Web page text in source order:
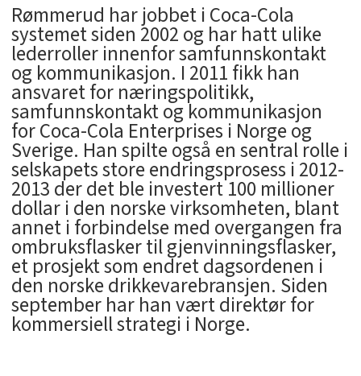
Rømmerud har jobbet i Coca-Cola
systemet siden 2002 og har hatt ulike
lederroller innenfor samfunnskontakt
og kommunikasjon. I 2011 fikk han
ansvaret for næringspolitikk,
samfunnskontakt og kommunikasjon
for Coca-Cola Enterprises i Norge og
Sverige. Han spilte også en sentral rolle i
selskapets store endringsprosess i 2012-
2013 der det ble investert 100 millioner
dollar i den norske virksomheten, blant
annet i forbindelse med overgangen fra
ombruksflasker til gjenvinningsflasker,
et prosjekt som endret dagsordenen i
den norske drikkevarebransjen. Siden
september har han vært direktør for
kommersiell strategi i Norge.